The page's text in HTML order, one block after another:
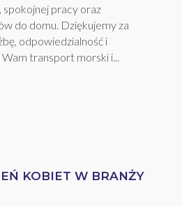
pracy oraz
do domu. Dziękujemy za
odpowiedzialność i
transport morski i...
KOBIET W BRANŻY